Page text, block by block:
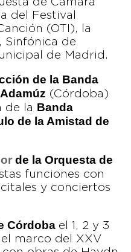
del Festival
(OTI), la
Sinfónica de
de Madrid.
de la Banda
(Córdoba)
de la Banda
de la Amistad de
de la Orquesta de
funciones con
y conciertos
Córdoba el 1, 2 y 3
marco del XXV